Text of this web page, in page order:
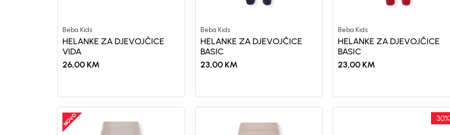
Beba Kids
HELANKE ZA DJEVOJČICE
VIDA
26,00 KM
Beba Kids
HELANKE ZA DJEVOJČICE
BASIC
23,00 KM
Beba Kids
HELANKE ZA DJEVOJČICE
BASIC
23,00 KM
30%